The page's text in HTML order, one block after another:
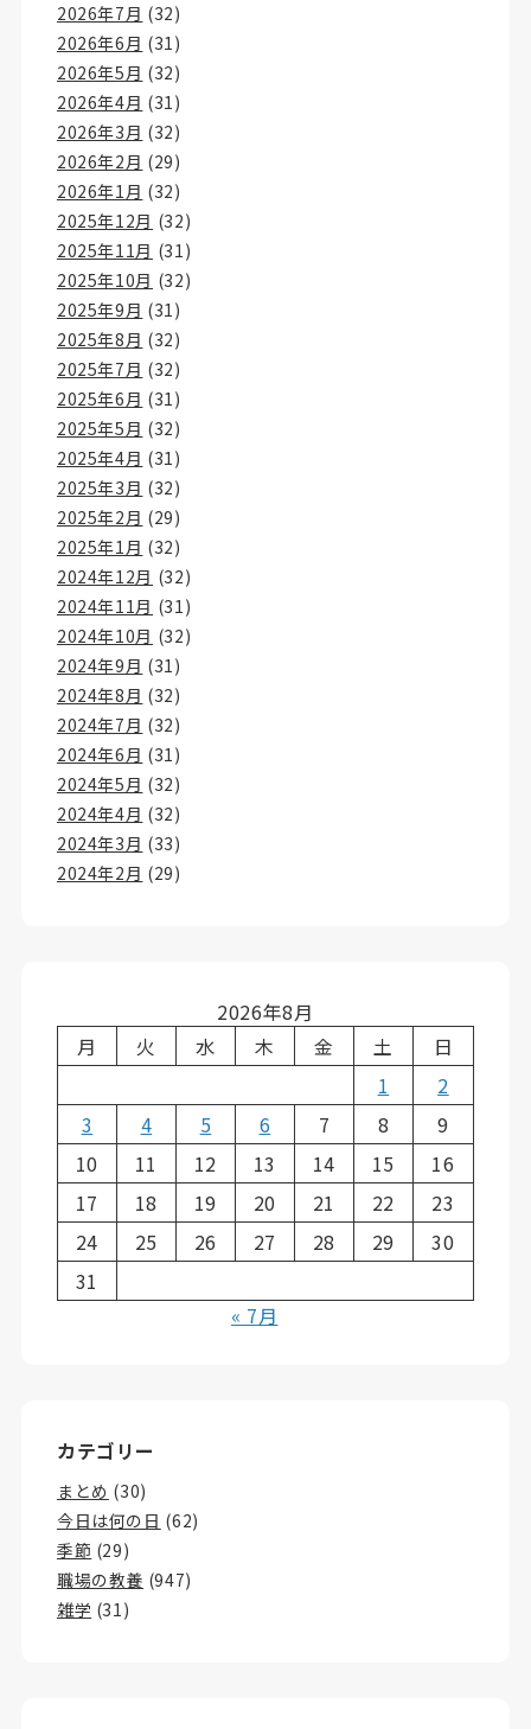
2026年7月 (32)
2026年6月 (31)
2026年5月 (32)
2026年4月 (31)
2026年3月 (32)
2026年2月 (29)
2026年1月 (32)
2025年12月 (32)
2025年11月 (31)
2025年10月 (32)
2025年9月 (31)
2025年8月 (32)
2025年7月 (32)
2025年6月 (31)
2025年5月 (32)
2025年4月 (31)
2025年3月 (32)
2025年2月 (29)
2025年1月 (32)
2024年12月 (32)
2024年11月 (31)
2024年10月 (32)
2024年9月 (31)
2024年8月 (32)
2024年7月 (32)
2024年6月 (31)
2024年5月 (32)
2024年4月 (32)
2024年3月 (33)
2024年2月 (29)
2026年8月
月
火 水 木 金 土
日
1
2
3
4 5 6 7 8
9
10
11 12 13 14 15
16
17
18 19 20 21 22
23
24
25 26 27 28 29
30
31
« 7月
カテゴリー
まとめ (30)
今日は何の日 (62)
季節 (29)
職場の教養 (947)
雑学 (31)